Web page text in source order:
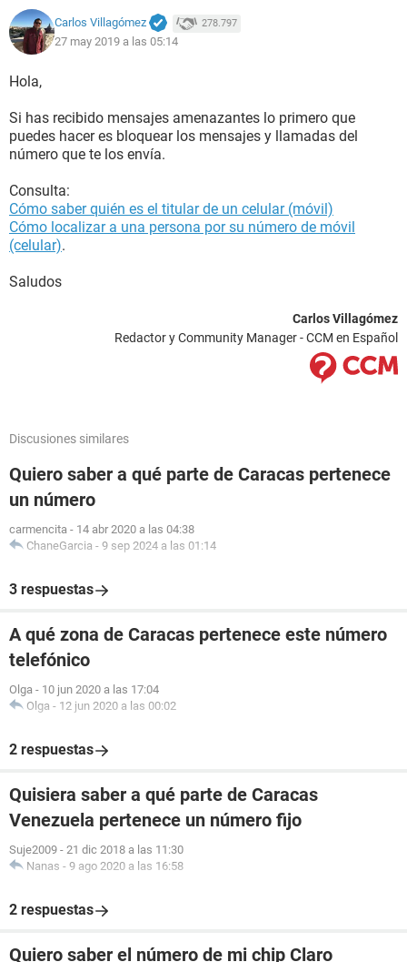
Carlos Villagómez 278.797
27 may 2019 a las 05:14
Hola,
Si has recibido mensajes amenazantes lo primero que
puedes hacer es bloquear los mensajes y llamadas del
número que te los envía.
Consulta:
Cómo saber quién es el titular de un celular (móvil)
Cómo localizar a una persona por su número de móvil
(celular).
Saludos
Carlos Villagómez
Redactor y Community Manager - CCM en Español
Discusiones similares
Quiero saber a qué parte de Caracas pertenece
un número
carmencita - 14 abr 2020 a las 04:38
ChaneGarcia - 9 sep 2024 a las 01:14
3 respuestas
A qué zona de Caracas pertenece este número
telefónico
Olga - 10 jun 2020 a las 17:04
Olga - 12 jun 2020 a las 00:02
2 respuestas
Quisiera saber a qué parte de Caracas
Venezuela pertenece un número fijo
Suje2009 - 21 dic 2018 a las 11:30
Nanas - 9 ago 2020 a las 16:58
2 respuestas
Quiero saber el número de mi chip Claro